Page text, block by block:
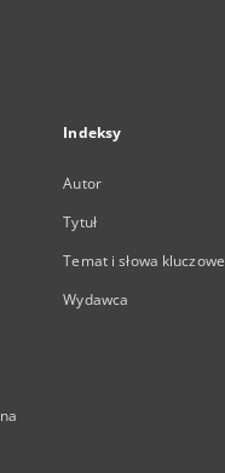
Indeksy
Autor
Tytuł
Temat i słowa kluczowe
Wydawca